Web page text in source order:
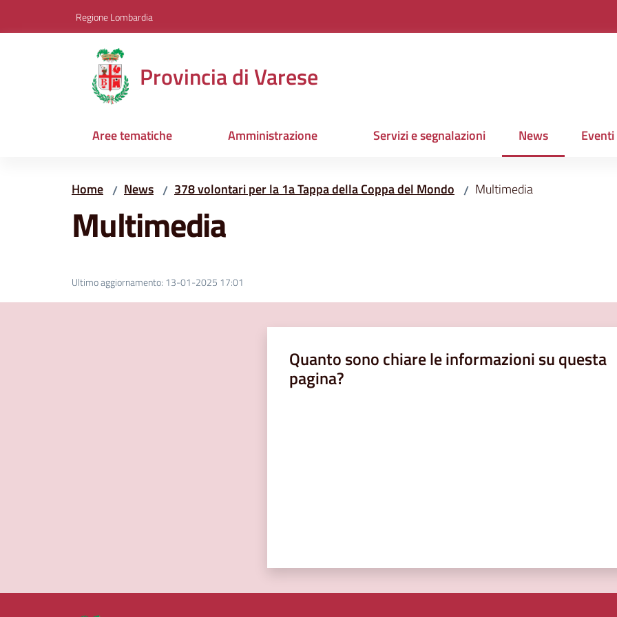
Regione Lombardia
Provincia di Varese
Aree tematiche Amministrazione Servizi e segnalazioni News
Menu selezionato
Eventi
Home / News / 378 volontari per la 1a Tappa della Coppa del Mondo / Multimedia
Multimedia
Ultimo aggiornamento: 13-01-2025 17:01
Quanto sono chiare le informazioni su questa
pagina?